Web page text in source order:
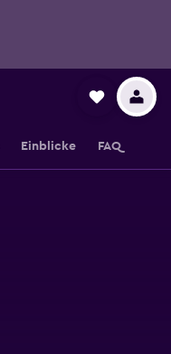
Einblicke FAQ